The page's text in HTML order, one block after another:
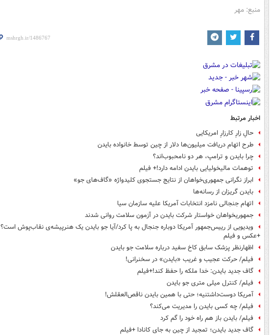
منبع: مهر
اخبار مرتبط
حالِ زارِ کارزارِ امریکایی
طرح اتهام دریافت میلیون‌ها دلار از چین توسط خانواده بایدن
چرا بایدن و ترامپ، هر دو نامحبوب‌اند؟
توهمات مالیخولیایی بایدن ادامه دارد!+ فیلم
ابراز نگرانی جمهوری‌خواهان از نتایج جستجوی کلیدواژه «گاف‌های جو»
بایدن گریزان از رسانه‌ها
اتهام جنجالی نامزد انتخابات آمریکا علیه سازمان سیا
جمهوریخواهان خواستار شرکت بایدن در آزمون سلامت روانی شدند
ویدیویی از رییس‌جمهور آمریکا دوباره جنجال به پا کرد/آیا جو بایدن یک هنرپیشه‌ی نقاب‌پوش است؟
+عکس و فیلم
اظهارنظر پزشک سابق کاخ سفید درباره سلامت جو بایدن
فیلم/ حرکت عجیب و غریب «بایدن» در سخنرانی!
گاف جدید بایدن: خدا ملکه را حفظ کند!+فیلم
فیلم/ کنترل میلی متری جو بایدن
آمریکا دوست‌داشتنیه؛ حتی با همین بایدن ناقص‌العقلش!
فیلم/ چه کسی بایدن را مدیریت می‌کند؟
فیلم/ بایدن باز هم راه خود را گم کرد
گاف جدید بایدن؛ تمجید از چین به جای کانادا +فیلم